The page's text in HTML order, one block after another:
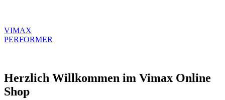
VIMAX
PERFORMER
Herzlich Willkommen im Vimax Online
Shop